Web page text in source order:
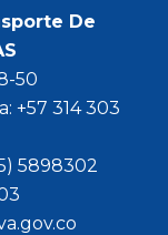
De
50
+57 314 303
5898302